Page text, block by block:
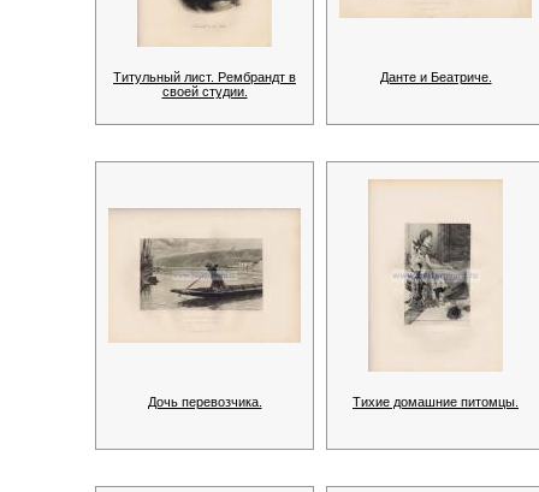
Титульный лист. Рембрандт в
своей студии.
Данте и Беатриче.
Дочь перевозчика. Тихие домашние питомцы.